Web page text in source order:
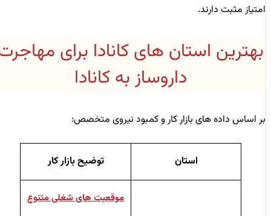
امتیاز مثبت دارند.
بهترین استان ‌های کانادا برای مهاجرت
داروساز به کانادا
بر اساس داده ‌های بازار کار و کمبود نیروی متخصص:
استان توضیح بازار کار
موقعیت های شغلی متنوع